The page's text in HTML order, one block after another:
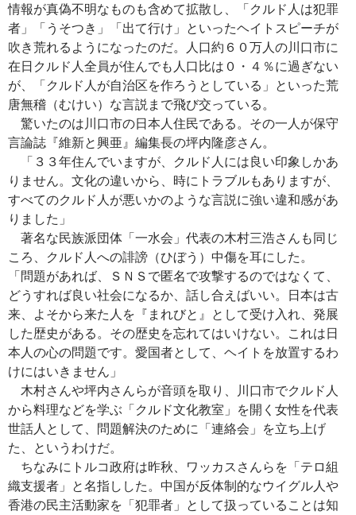
情報が真偽不明なものも含めて拡散し、「クルド人は犯罪
者」「うそつき」「出て行け」といったヘイトスピーチが
吹き荒れるようになったのだ。人口約６０万人の川口市に
在日クルド人全員が住んでも人口比は０・４％に過ぎない
が、「クルド人が自治区を作ろうとしている」といった荒
唐無稽（むけい）な言説まで飛び交っている。
驚いたのは川口市の日本人住民である。その一人が保守
言論誌『維新と興亜』編集長の坪内隆彦さん。
「３３年住んでいますが、クルド人には良い印象しかあ
りません。文化の違いから、時にトラブルもありますが、
すべてのクルド人が悪いかのような言説に強い違和感があ
りました」
著名な民族派団体「一水会」代表の木村三浩さんも同じ
ころ、クルド人への誹謗（ひぼう）中傷を耳にした。
「問題があれば、ＳＮＳで匿名で攻撃するのではなくて、
どうすれば良い社会になるか、話し合えばいい。日本は古
来、よそから来た人を『まれびと』として受け入れ、発展
した歴史がある。その歴史を忘れてはいけない。これは日
本人の心の問題です。愛国者として、ヘイトを放置するわ
けにはいきません」
木村さんや坪内さんらが音頭を取り、川口市でクルド人
から料理などを学ぶ「クルド文化教室」を開く女性を代表
世話人として、問題解決のために「連絡会」を立ち上げ
た、というわけだ。
ちなみにトルコ政府は昨秋、ワッカスさんらを「テロ組
織支援者」と名指しした。中国が反体制的なウイグル人や
香港の民主活動家を「犯罪者」として扱っていることは知